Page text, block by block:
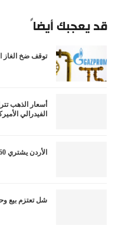
قد يعجبك أيضاً
توقف ضخ الغاز
الفيدرالي
الأردن يشتري 60 ألف طن من القمح في مناقصة
شل تعتزم بيع